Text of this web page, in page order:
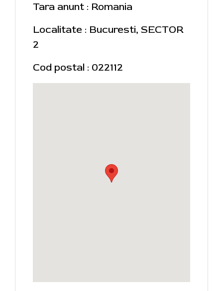
Tara anunt : Romania
Localitate : Bucuresti, SECTOR
2
Cod postal : 022112